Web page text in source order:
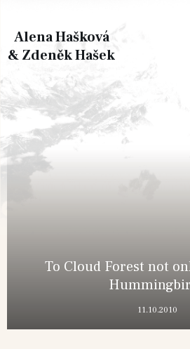
Alena Hašková
& Zdeněk Hašek
To Cloud Forest not
11.10.2010